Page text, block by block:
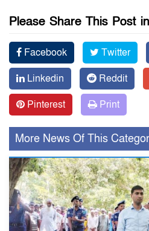
Please Share This Post
Facebook Twitter
Linkedin
Reddit
Pinterest
Print
More News Of This